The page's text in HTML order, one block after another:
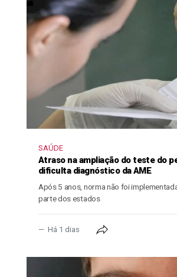
SAÚDE
Atraso na ampliação do teste do
dificulta diagnóstico da AME
Após 5 anos, norma não foi
parte dos estados
Há 1 dias